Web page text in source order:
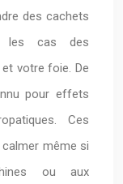
des cachets
les cas des
votre foie. De
pour effets
Ces
même si
ou aux